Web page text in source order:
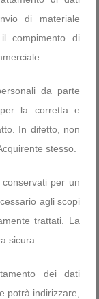
di materiale
compimento di
da parte
per la corretta e
In difetto, non
stesso.
per un
agli scopi
trattati. La
sicura.
dei dati
potrà indirizzare,